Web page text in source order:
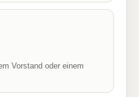
Vorstand oder einem